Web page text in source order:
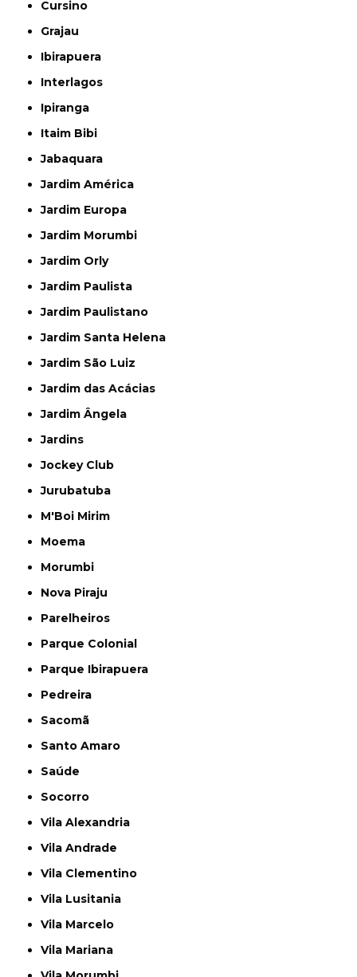
Cursino
Grajau
Ibirapuera
Interlagos
Ipiranga
Itaim Bibi
Jabaquara
Jardim América
Jardim Europa
Jardim Morumbi
Jardim Orly
Jardim Paulista
Jardim Paulistano
Jardim Santa Helena
Jardim São Luiz
Jardim das Acácias
Jardim Ângela
Jardins
Jockey Club
Jurubatuba
M'Boi Mirim
Moema
Morumbi
Nova Piraju
Parelheiros
Parque Colonial
Parque Ibirapuera
Pedreira
Sacomã
Santo Amaro
Saúde
Socorro
Vila Alexandria
Vila Andrade
Vila Clementino
Vila Lusitania
Vila Marcelo
Vila Mariana